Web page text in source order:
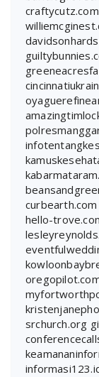
craftycutz.com
curbearth.com
hello-
srchurch.org